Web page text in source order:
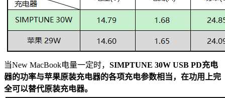
当New MacBook电量一定时， SIMPTUNE 30W USB PD充电
器的功率与苹果原装充电器的各项充电参数相当，在功用上完
全可以替代原装充电器。